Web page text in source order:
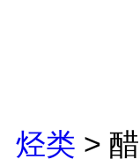
烃类 > 醋